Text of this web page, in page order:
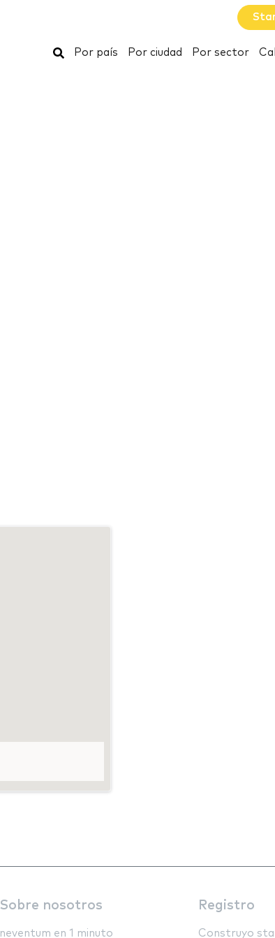
Buscar
Por país Por ciudad Por sector
Sobre nosotros
neventum en 1 minuto
Registro
Construyo